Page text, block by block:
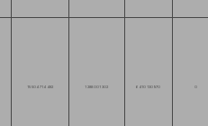
15 504 714 482 1 288 001 302 6 410 130 970 0